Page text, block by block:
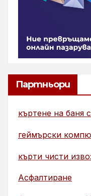
Партньори
къртене на баня
геймърски
кърти чисти
Асфалтиране